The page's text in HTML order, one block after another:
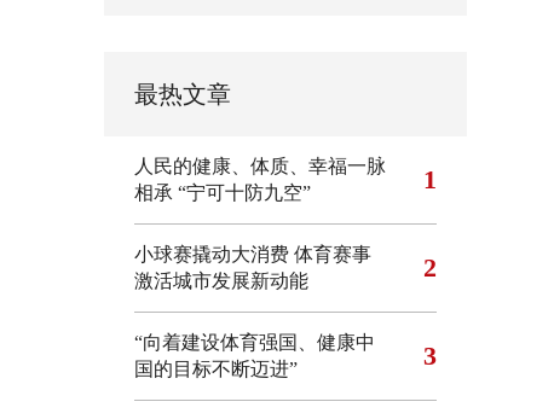
最热文章
人民的健康、体质、幸福一脉
相承 “宁可十防九空” 1
小球赛撬动大消费 体育赛事
激活城市发展新动能
2
“向着建设体育强国、健康中
国的目标不断迈进”
3